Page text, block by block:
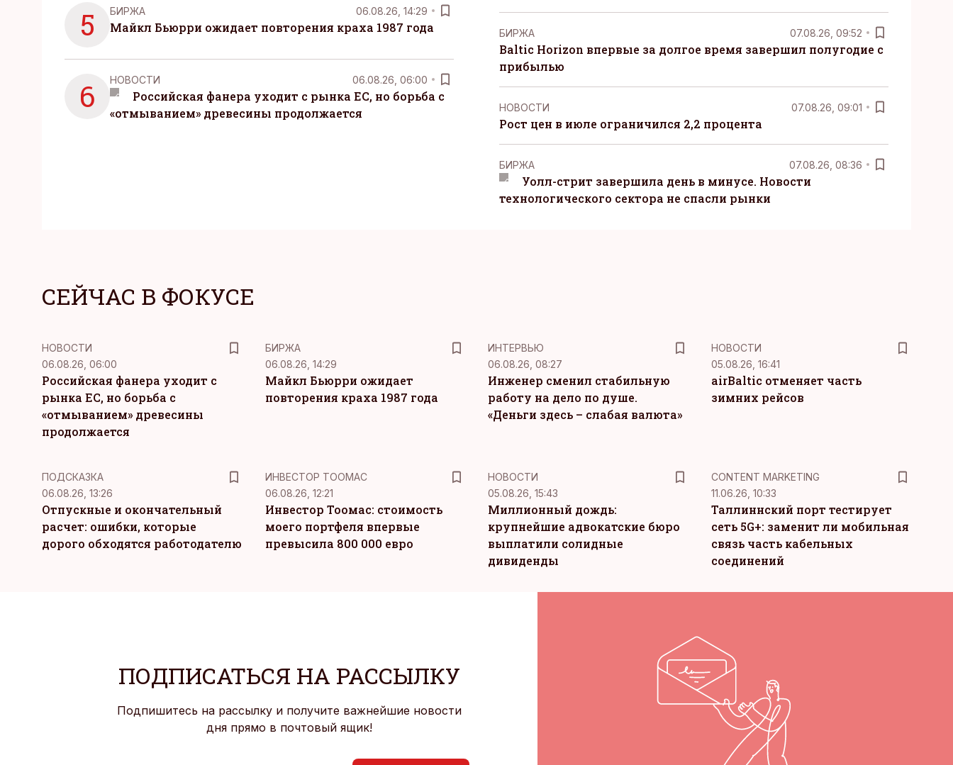
5 БИРЖА 06.08.26, 14:29
Майкл Бьюрри ожидает повторения краха 1987 года
6 НОВОСТИ 06.08.26, 06:00
Российская фанера уходит с рынка ЕС, но борьба с
«отмыванием» древесины продолжается
БИРЖА 07.08.26, 09:52
Baltic Horizon впервые за долгое время завершил полугодие с
прибылью
НОВОСТИ 07.08.26, 09:01
Рост цен в июле ограничился 2,2 процента
БИРЖА 07.08.26, 08:36
Уолл-стрит завершила день в минусе. Новости
технологического сектора не спасли рынки
СЕЙЧАС В ФОКУСЕ
НОВОСТИ
06.08.26, 06:00
Российская фанера уходит с
рынка ЕС, но борьба с
«отмыванием» древесины
продолжается
БИРЖА
06.08.26, 14:29
Майкл Бьюрри ожидает
повторения краха 1987 года
ИНТЕРВЬЮ
06.08.26, 08:27
Инженер сменил стабильную
работу на дело по душе.
«Деньги здесь – слабая валюта»
НОВОСТИ
05.08.26, 16:41
airBaltic отменяет часть
зимних рейсов
ПОДСКАЗКА
06.08.26, 13:26
Отпускные и окончательный
расчет: ошибки, которые
дорого обходятся работодателю
ИНВЕСТОР ТООМАС
06.08.26, 12:21
Инвестор Тоомас: стоимость
моего портфеля впервые
превысила 800 000 евро
НОВОСТИ
05.08.26, 15:43
Миллионный дождь:
крупнейшие адвокатские бюро
выплатили солидные
дивиденды
KM
CONTENT MARKETING
11.06.26, 10:33
Таллиннский порт тестирует
сеть 5G+: заменит ли мобильная
связь часть кабельных
соединений
ПОДПИСАТЬСЯ НА РАССЫЛКУ
Подпишитесь на рассылку и получите важнейшие новости
дня прямо в почтовый ящик!